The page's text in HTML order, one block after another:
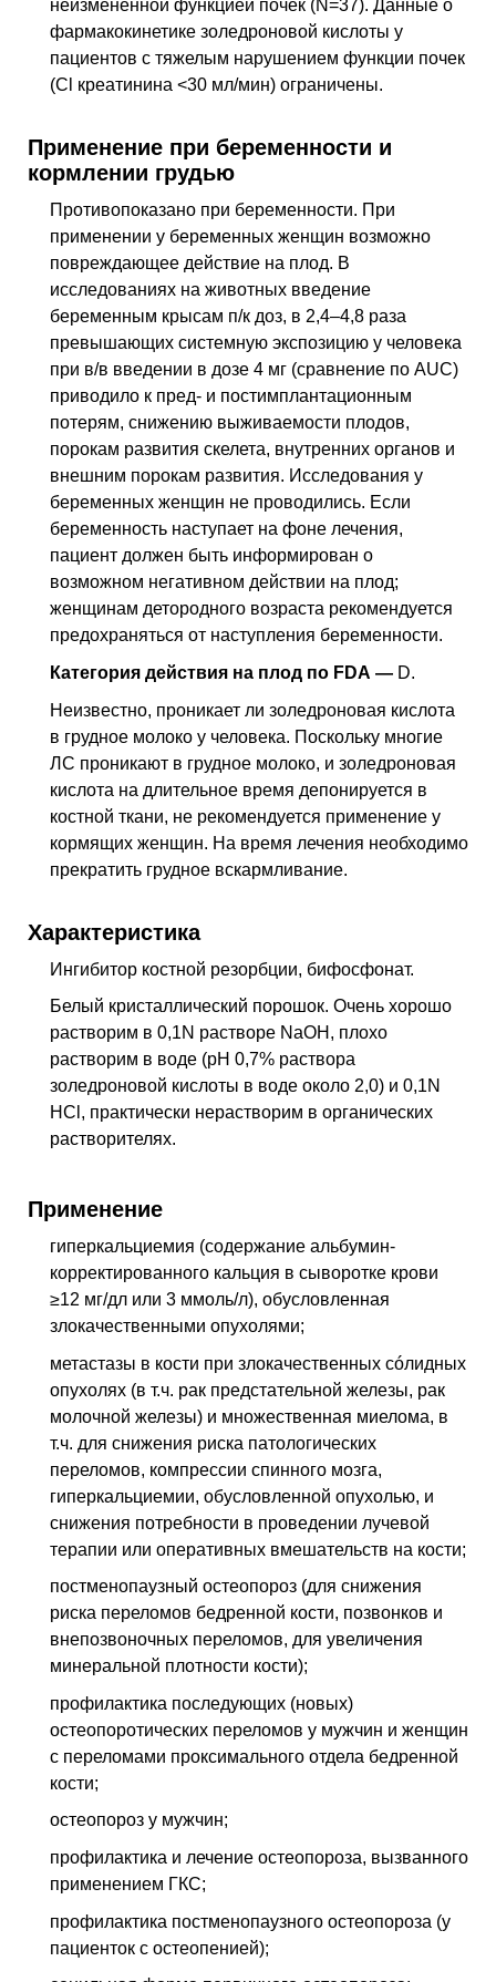
неизмененной функцией почек (N=37). Данные о
фармакокинетике золедроновой кислоты у
пациентов с тяжелым нарушением функции почек
(Cl креатинина <30 мл/мин) ограничены.
Применение при беременности и
кормлении грудью
Противопоказано при беременности. При
применении у беременных женщин возможно
повреждающее действие на плод. В
исследованиях на животных введение
беременным крысам п/к доз, в 2,4–4,8 раза
превышающих системную экспозицию у человека
при в/в введении в дозе 4 мг (сравнение по AUC)
приводило к пред- и постимплантационным
потерям, снижению выживаемости плодов,
порокам развития скелета, внутренних органов и
внешним порокам развития. Исследования у
беременных женщин не проводились. Если
беременность наступает на фоне лечения,
пациент должен быть информирован о
возможном негативном действии на плод;
женщинам детородного возраста рекомендуется
предохраняться от наступления беременности.
Категория действия на плод по FDA — D.
Неизвестно, проникает ли золедроновая кислота
в грудное молоко у человека. Поскольку многие
ЛС проникают в грудное молоко, и золедроновая
кислота на длительное время депонируется в
костной ткани, не рекомендуется применение у
кормящих женщин. На время лечения необходимо
прекратить грудное вскармливание.
Характеристика
Ингибитор костной резорбции, бифосфонат.
Белый кристаллический порошок. Очень хорошо
растворим в 0,1N растворе NaOH, плохо
растворим в воде (рН 0,7% раствора
золедроновой кислоты в воде около 2,0) и 0,1N
HCl, практически нерастворим в органических
растворителях.
Применение
гиперкальциемия (содержание альбумин-
корректированного кальция в сыворотке крови
≥12 мг/дл или 3 ммоль/л), обусловленная
злокачественными опухолями;
метастазы в кости при злокачественных сóлидных
опухолях (в т.ч. рак предстательной железы, рак
молочной железы) и множественная миелома, в
т.ч. для снижения риска патологических
переломов, компрессии спинного мозга,
гиперкальциемии, обусловленной опухолью, и
снижения потребности в проведении лучевой
терапии или оперативных вмешательств на кости;
постменопаузный остеопороз (для снижения
риска переломов бедренной кости, позвонков и
внепозвоночных переломов, для увеличения
минеральной плотности кости);
профилактика последующих (новых)
остеопоротических переломов у мужчин и женщин
с переломами проксимального отдела бедренной
кости;
остеопороз у мужчин;
профилактика и лечение остеопороза, вызванного
применением ГКС;
профилактика постменопаузного остеопороза (у
пациенток с остеопенией);